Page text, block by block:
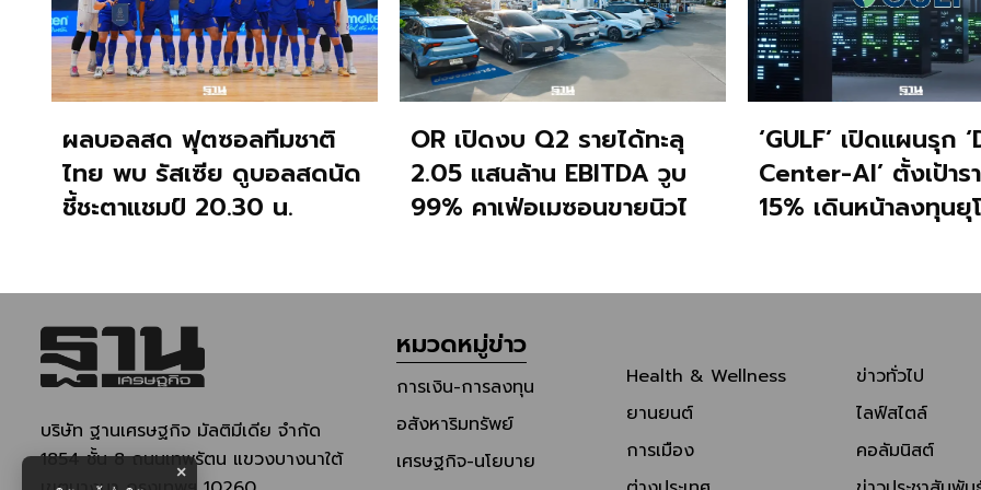
ผลบอลสด ฟุตซอลทีมชาติ
ไทย พบ รัสเซีย ดูบอลสดนัด
ชี้ชะตาแชมป์ 20.30 น.
OR เปิดงบ Q2 รายได้ทะลุ
2.05 แสนล้าน EBITDA วูบ
99% คาเฟ่อเมซอนขายนิวไฮ
‘GULF’ เปิดแผนรุก
Center-AI’ ตั้งเป้ารายได้โต
15% เดินหน้าลงทุนยุ
บริษัท ฐานเศรษฐกิจ มัลติมีเดีย จํากัด
1854 ชั้น 8 ถนนเทพรัตน แขวงบางนาใต้
หมวดหมู่ข่าว
การเงิน-การลงทุน
อสังหาริมทรัพย์
เศรษฐกิจ-นโยบาย
Health & Wellness
ยานยนต์
การเมือง
ข่าวทั่วไป
ไลฟ์สไตล์
คอลัมนิสต์
×